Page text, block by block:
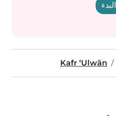
البدء
Kafr ‘Ulwān